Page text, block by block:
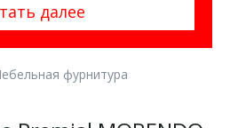
далее
фурнитура